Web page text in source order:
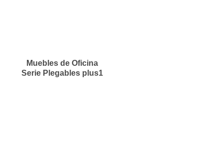
Muebles de Oficina
Serie Plegables plus1